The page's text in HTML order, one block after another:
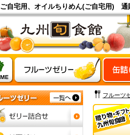
ご自宅用、オイルちりめん(ご自宅用)
フルーツ